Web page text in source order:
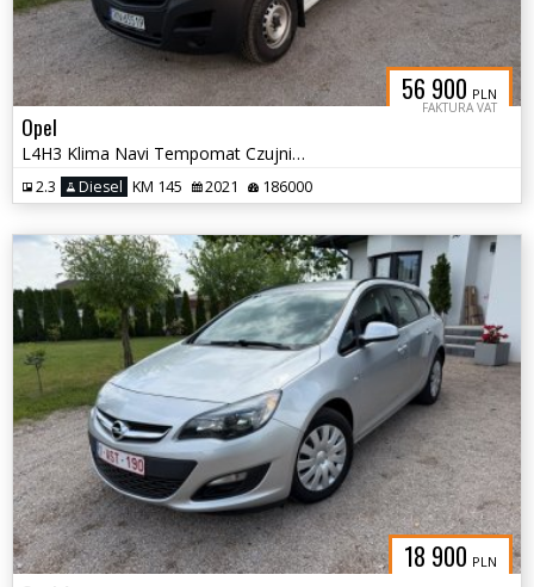
56 900 PLN
FAKTURA VAT
Opel
L4H3 Klima Navi Tempomat Czujniki Pierwszy właściciel
2.3 Diesel KM 145 2021 186000
18 900 PLN